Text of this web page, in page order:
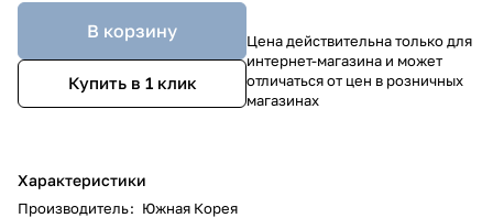
В корзину
Купить в 1 клик
Характеристики
Производитель: Южная Корея
Цена действительна только для
интернет-магазина и может
отличаться от цен в розничных
магазинах